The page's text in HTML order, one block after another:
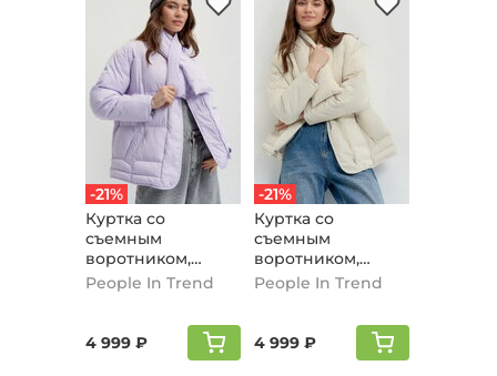
-21%
Куртка со
съемным
воротником,
сиреневый
People In Trend
4 999 ₽
-21%
Куртка со
съемным
воротником,
молочный
People In Trend
4 999 ₽